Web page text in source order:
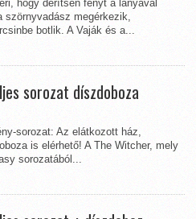
hogy derítsen fényt a lányával
szörnyvadász megérkezik,
botlik. A Vaják és a...
sorozat díszdoboza
sorozat: Az elátkozott ház,
is elérhető! A The Witcher, mely
sorozatából...